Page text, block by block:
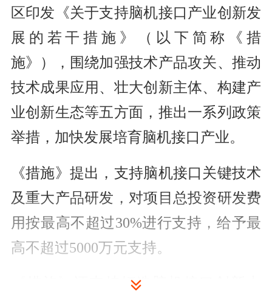
区印发《关于支持脑机接口产业创新发
展的若干措施》（以下简称《措
施》），围绕加强技术产品攻关、推动
技术成果应用、壮大创新主体、构建产
业创新生态等五方面，推出一系列政策
举措，加快发展培育脑机接口产业。
《措施》提出，支持脑机接口关键技术
及重大产品研发，对项目总投资研发费
用按最高不超过30%进行支持，给予最
高不超过5000万元支持。
《措施》还支持打造脑机接口创新中